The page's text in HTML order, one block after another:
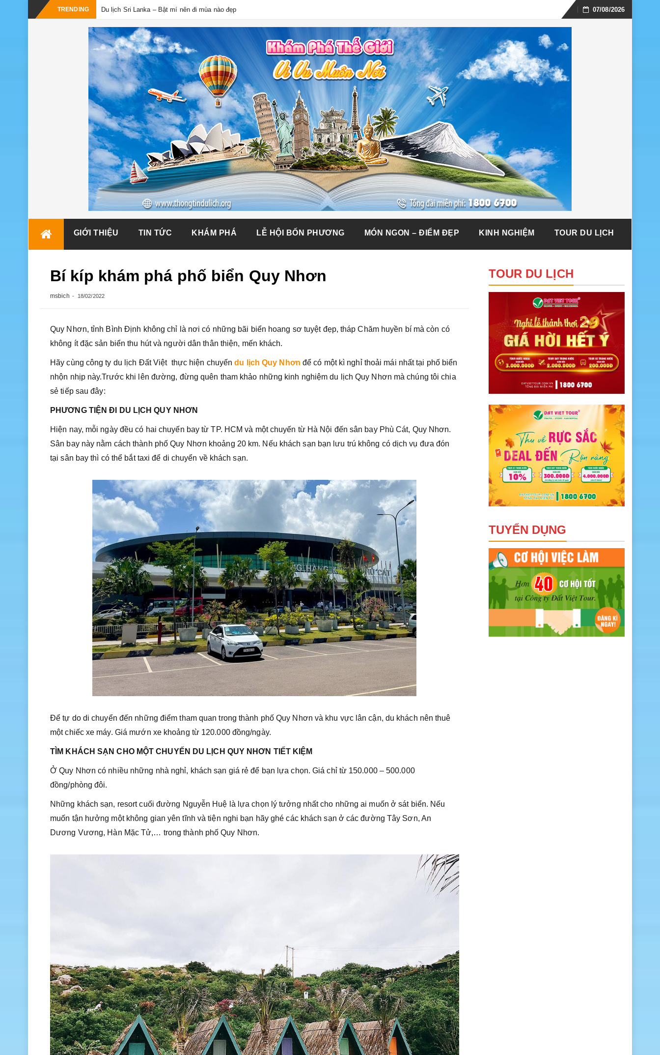
TRENDING
Du lịch Sri Lanka – Bật mí nên đi mùa nào đẹp
Skip
07/08/2026
GIỚI THIỆU TIN TỨC KHÁM PHÁ LỄ HỘI BỐN PHƯƠNG MÓN NGON – ĐIỂM ĐẸP KINH NGHIỆM TOUR DU LỊCH
Bí kíp khám phá phố biển Quy Nhơn
msbich 18/02/2022
Quy Nhơn, tỉnh Bình Định không chỉ là nơi có những bãi biển hoang sơ tuyệt đẹp, tháp Chăm huyền bí mà còn có
không ít đặc sản biển thu hút và người dân thân thiện, mến khách.
Hãy cùng công ty du lịch Đất Việt thực hiện chuyếndu lịch Quy Nhơn để có một kì nghỉ thoải mái nhất tại phố biển
nhộn nhịp này.Trước khi lên đường, đừng quên tham khảo những kinh nghiệm du lịch Quy Nhơn mà chúng tôi chia
sẻ tiếp sau đây:
PHƯƠNG TIỆN ĐI DU LỊCH QUY NHƠN
Hiện nay, mỗi ngày đều có hai chuyến bay từ TP. HCM và một chuyến từ Hà Nội đến sân bay Phù Cát, Quy Nhơn.
Sân bay này nằm cách thành phố Quy Nhơn khoảng 20 km. Nếu khách sạn bạn lưu trú không có dịch vụ đưa đón
tại sân bay thì có thể bắt taxi để di chuyển về khách sạn.
Để tự do di chuyển đến những điểm tham quan trong thành phố Quy Nhơn và khu vực lân cận, du khách nên thuê
một chiếc xe máy. Giá mướn xe khoảng từ 120.000 đồng/ngày.
TÌM KHÁCH SẠN CHO MỘT CHUYẾN DU LỊCH QUY NHƠN TIẾT KIỆM
Ở Quy Nhơn có nhiều những nhà nghỉ, khách sạn giá rẻ để bạn lựa chọn. Giá chỉ từ 150.000 – 500.000
đồng/phòng đôi.
Những khách sạn, resort cuối đường Nguyễn Huệ là lựa chọn lý tưởng nhất cho những ai muốn ở sát biển. Nếu
muốn tận hưởng một không gian yên tĩnh và tiện nghi bạn hãy ghé các khách sạn ở các đường Tây Sơn, An
Dương Vương, Hàn Mặc Tử,… trong thành phố Quy Nhơn.
TOUR DU LỊCH
TUYỂN DỤNG